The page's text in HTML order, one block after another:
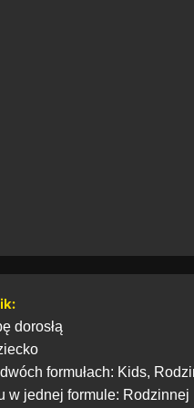
dorosłą
formułach: Kids,
w jednej formule: Rodzinnej